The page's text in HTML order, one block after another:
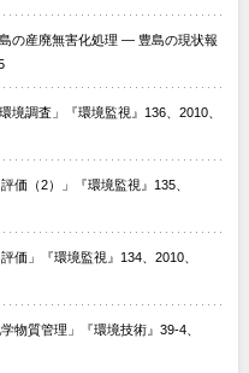
の産廃無害化処理 — 豊島の現状報
調査」『環境監視』136、2010、
価（2）」『環境監視』135、
価」『環境監視』134、2010、
物質管理」『環境技術』39-4、